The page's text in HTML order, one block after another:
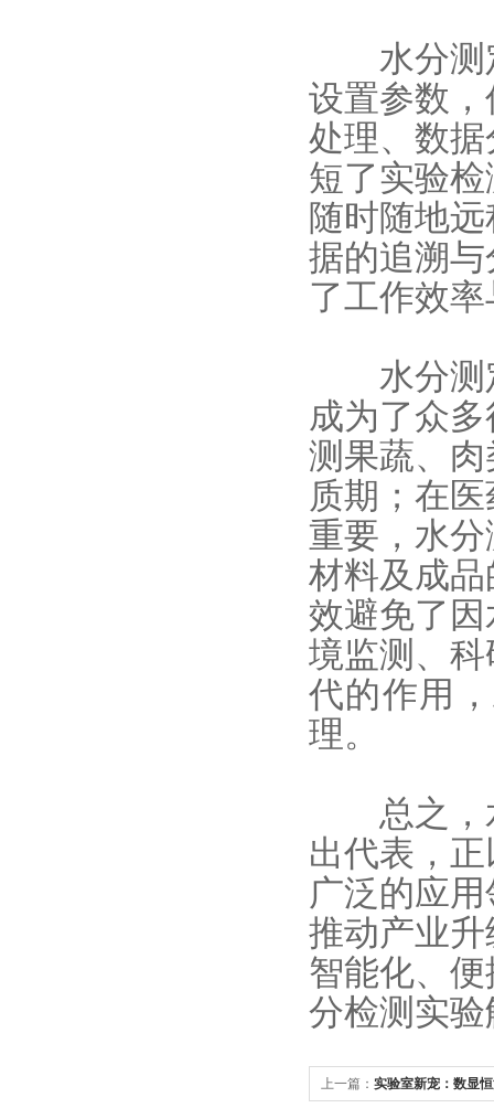
水分测定
设置参数
处理、数
短了实验
随时随地
据的追溯
了工作效
水分测定
成为了众
测果蔬、
质期；在
重要，水
材料及成
效避免了
境监测、
代的作用
理。
总之，水
出代表，
广泛的应
推动产业
智能化、
分检测实
上一篇： 实验室新宠：数显